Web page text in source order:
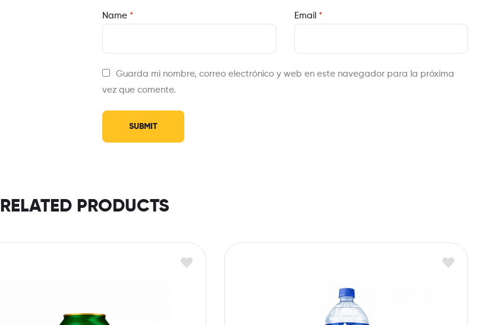
Name * Email *
Guarda mi nombre, correo electrónico y web en este navegador para la próxima
vez que comente.
RELATED PRODUCTS